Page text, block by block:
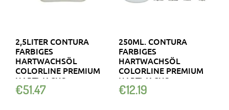
2,5LITER CONTURA
FARBIGES
HARTWACHSÖL
COLORLINE PREMIUM
HARTWACHS
€51.47
250ML. CONTURA
FARBIGES
HARTWACHSÖL
COLORLINE PREMIUM
HARTWACHS
€12.19